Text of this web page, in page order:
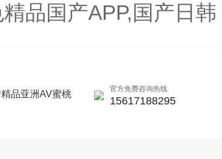
品国产APP,国产日韩
品亚洲AV蜜桃
官方免费咨询热线
15617188295